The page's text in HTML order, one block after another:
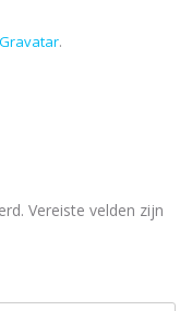
Gravatar.
Vereiste velden zijn